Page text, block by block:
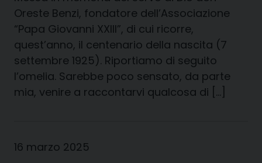
Oreste Benzi, fondatore dell’Associazione
“Papa Giovanni XXIII”, di cui ricorre,
quest’anno, il centenario della nascita (7
settembre 1925). Riportiamo di seguito
l’omelia. Sarebbe poco sensato, da parte
mia, venire a raccontarvi qualcosa di […]
16 marzo 2025